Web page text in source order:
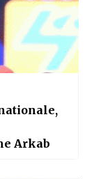
Arkab